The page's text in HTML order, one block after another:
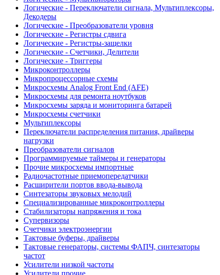
Логические - Переключатели сигнала, Мультиплексоры,
Декодеры
Логические - Преобразователи уровня
Логические - Регистры сдвига
Логические - Регистры-защелки
Логические - Счетчики, Делители
Логические - Триггеры
Микроконтроллеры
Микропроцессорные схемы
Микросхемы Analog Front End (AFE)
Микросхемы для ремонта ноутбуков
Микросхемы заряда и мониторинга батарей
Микросхемы счетчики
Мультиплексоры
Переключатели распределения питания, драйверы
нагрузки
Преобразователи сигналов
Программируемые таймеры и генераторы
Прочие микросхемы импортные
Радиочастотные приемопередатчики
Расширители портов ввода-вывода
Синтезаторы звуковых мелодий
Специализированные микроконтроллеры
Стабилизаторы напряжения и тока
Супервизоры
Счетчики электроэнергии
Тактовые буферы, драйверы
Тактовые генераторы, системы ФАПЧ, синтезаторы
частот
Усилители низкой частоты
Усилители прочие